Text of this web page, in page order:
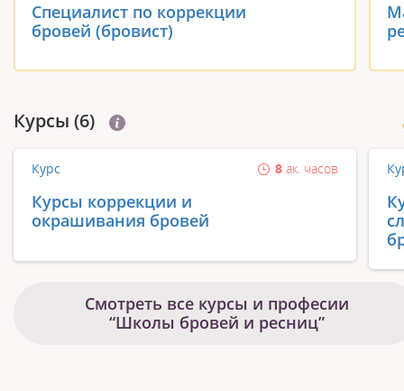
Специалист по коррекции
бровей (бровист)
Курсы (6)
Курс 8 ак. часов
Курсы коррекции и
окрашивания бровей
Смотреть все курсы и професии
“Школы бровей и ресниц”